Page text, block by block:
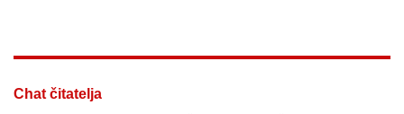
Chat čitatelja